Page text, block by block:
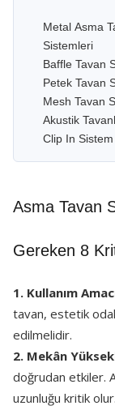
Metal Asma
Sistemleri
Baffle Tavan
Petek Tavan
Mesh Tavan
Akustik
Clip In
Asma Tavan
Gereken 8
1. Kullanım
tavan, estetik
edilmelidir.
2. Mekân
doğrudan etkiler.
uzunluğu kritik olur.